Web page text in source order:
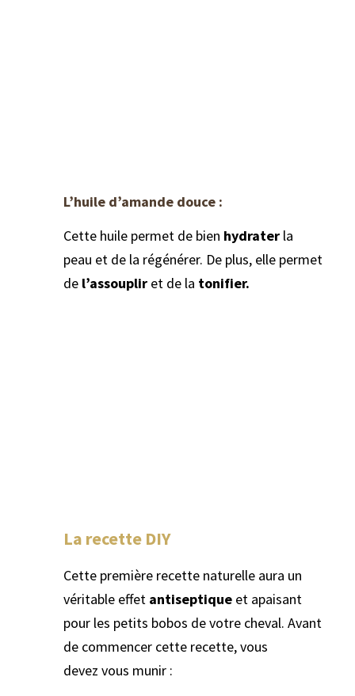
L’huile d’amande douce :
Cette huile permet de bien hydrater la
peau et de la régénérer. De plus, elle permet
de l’assouplir et de la tonifier.
La recette DIY
Cette première recette naturelle aura un
véritable effet antiseptique et apaisant
pour les petits bobos de votre cheval. Avant
de commencer cette recette, vous
devez vous munir :